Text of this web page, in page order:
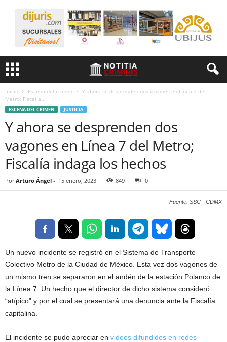
Inicio Escena del crimen
Y ahora se desprenden dos vagones en Línea 7 del
Metro; Fiscalía...
ESCENA DEL CRIMEN JUSTICIA
Y ahora se desprenden dos
vagones en Línea 7 del Metro;
Fiscalía indaga los hechos
Por Arturo Ángel - 15 enero, 2023 849 0
Fuente: SSC - CDMX
Un nuevo incidente se registró en el Sistema de Transporte
Colectivo Metro de la Ciudad de México. Esta vez dos vagones de
un mismo tren se separaron en el andén de la estación Polanco de
la Línea 7. Un hecho que el director de dicho sistema consideró
“atípico” y por el cual se presentará una denuncia ante la Fiscalía
capitalina.
El incidente se pudo apreciar en videos difundidos en redes